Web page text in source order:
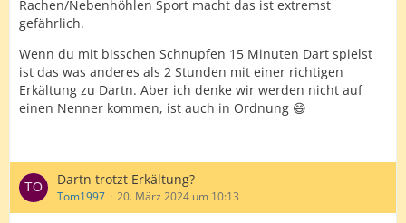
Rachen/Nebenhöhlen Sport macht das ist extremst
gefährlich.
Wenn du mit bisschen Schnupfen 15 Minuten Dart spielst
ist das was anderes als 2 Stunden mit einer richtigen
Erkältung zu Dartn. Aber ich denke wir werden nicht auf
einen Nenner kommen, ist auch in Ordnung 😄
Dartn trotzt Erkältung?
Tom1997 20. März 2024 um 10:13